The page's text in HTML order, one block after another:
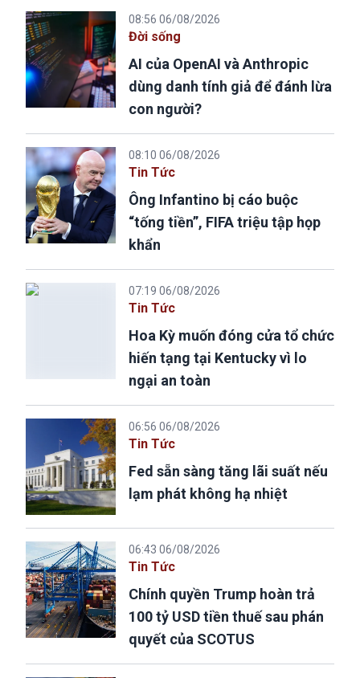
08:56 06/08/2026
Đời sống
AI của OpenAI và Anthropic
dùng danh tính giả để đánh lừa
con người?
08:10 06/08/2026
Tin Tức
Ông Infantino bị cáo buộc
“tống tiền”, FIFA triệu tập họp
khẩn
07:19 06/08/2026
Tin Tức
Hoa Kỳ muốn đóng cửa tổ chức
hiến tạng tại Kentucky vì lo
ngại an toàn
06:56 06/08/2026
Tin Tức
Fed sẵn sàng tăng lãi suất nếu
lạm phát không hạ nhiệt
06:43 06/08/2026
Tin Tức
Chính quyền Trump hoàn trả
100 tỷ USD tiền thuế sau phán
quyết của SCOTUS